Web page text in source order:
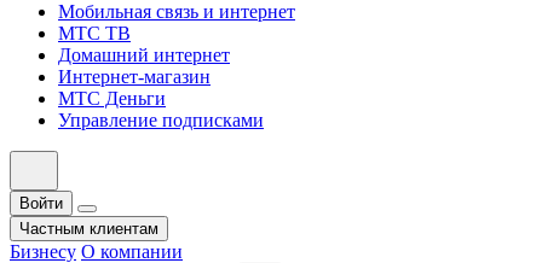
Мобильная связь и интернет
МТС ТВ
Домашний интернет
Интернет-магазин
МТС Деньги
Управление подписками
Войти
Частным клиентам
Бизнесу О компании